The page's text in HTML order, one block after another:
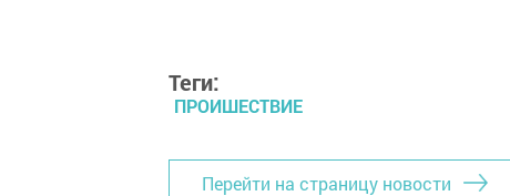
Теги:
ПРОИШЕСТВИЕ
Перейти на страницу новости